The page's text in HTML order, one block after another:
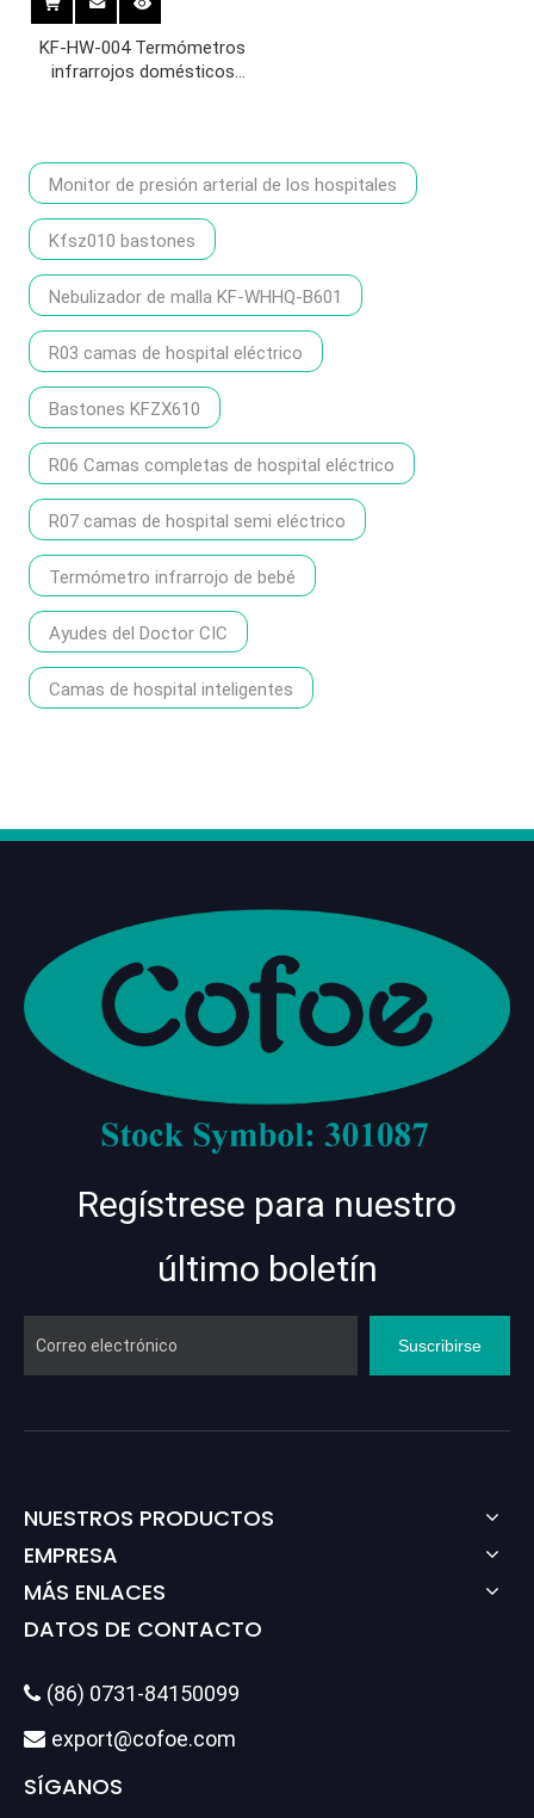
KF-HW-004 Termómetros
infrarrojos domésticos
Monitor de presión arterial de los hospitales
Kfsz010 bastones
Nebulizador de malla KF-WHHQ-B601
R03 camas de hospital eléctrico
Bastones KFZX610
R06 Camas completas de hospital eléctrico
R07 camas de hospital semi eléctrico
Termómetro infrarrojo de bebé
Ayudes del Doctor CIC
Camas de hospital inteligentes
Regístrese para nuestro
último boletín
Suscribirse
NUESTROS PRODUCTOS
EMPRESA
MÁS ENLACES
DATOS DE CONTACTO
 (86) 0731-84150099
 export@cofoe.com
SÍGANOS